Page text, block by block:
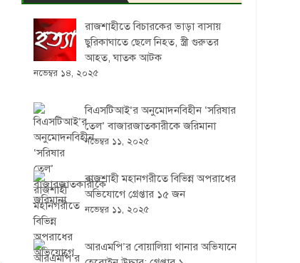
রাজশাহীতে বিচারকের ভাড়া বাসায়
ছুরিকাঘাতে ছেলে নিহত, স্ত্রী গুরুতর
আহত, ঘাতক আটক
নভেম্বর ১৪, ২০২৫
বিএসটিআই’র অনুমোদনবিহীন ‘সরিষার
তেল’ বাজারজাতকারীকে জরিমানা
নভেম্বর ১১, ২০২৫
রাজশাহী মহানগরীতে বিভিন্ন অপরাধের
অভিযোগে গ্রেপ্তার ১৫ জন
নভেম্বর ১১, ২০২৫
আরএমপি’র বোয়ালিয়া থানার অভিযানে